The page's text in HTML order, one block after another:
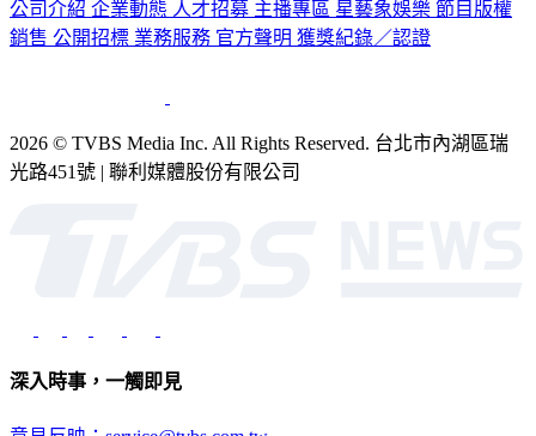
公司介紹 企業動態 人才招募 主播專區 星藝象娛樂 節目版權
銷售 公開招標 業務服務 官方聲明 獲獎紀錄／認證
2026 © TVBS Media Inc. All Rights Reserved. 台北市內湖區瑞
光路451號 | 聯利媒體股份有限公司
深入時事，一觸即見